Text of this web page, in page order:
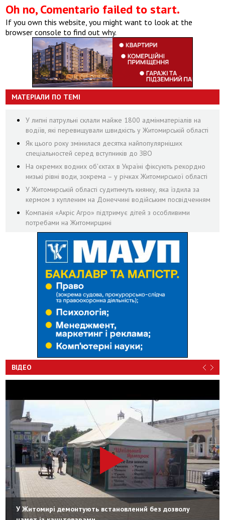
Oh no, Comentario failed to start.
If you own this website, you might want to look at the
browser console to find out why.
МАТЕРІАЛИ ПО ТЕМІ
У липні патрульні склали майже 1800 адмінматеріалів на
водіїв, які перевищували швидкість у Житомирській області
Як цього року змінилася десятка найпопулярніших
спеціальностей серед вступників до ЗВО
На окремих водних об'єктах в Україні фіксують рекордно
низькі рівні води, зокрема – у річках Житомирської області
У Житомирській області судитимуть киянку, яка їздила за
кермом з купленим на Донеччині водійським посвідченням
Компанія «Акріс Агро» підтримує дітей з особливими
потребами на Житомирщині
ВІДЕО
У Житомирі демонтують встановлений без дозволу